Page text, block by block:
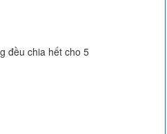
đều chia hết cho 5